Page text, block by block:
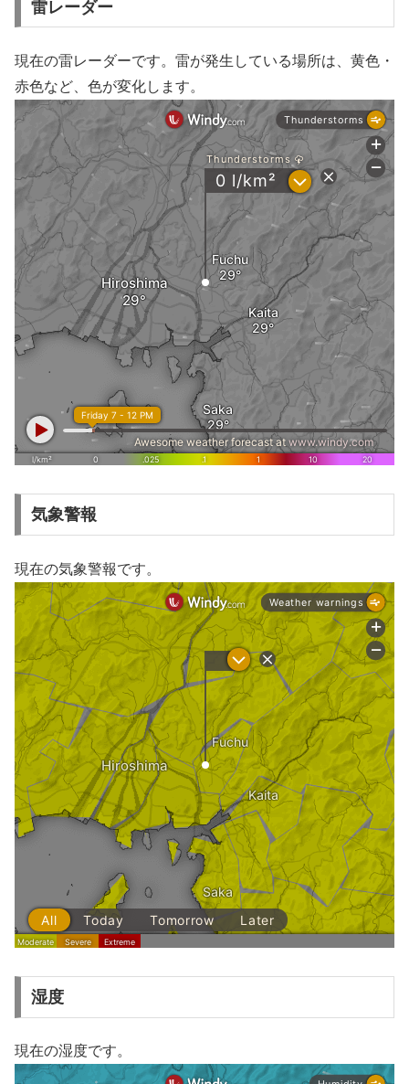
雷レーダー
現在の雷レーダーです。雷が発生している場所は、黄色・
赤色など、色が変化します。
気象警報
現在の気象警報です。
湿度
現在の湿度です。